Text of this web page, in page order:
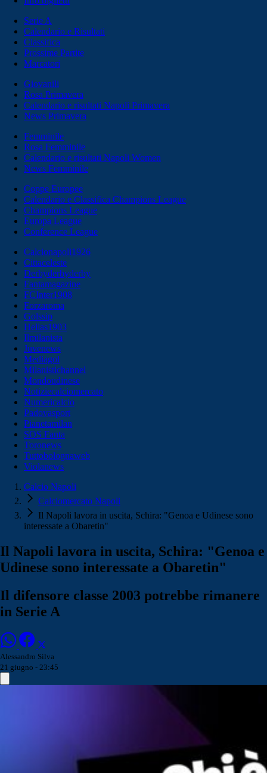
Serie A
Calendario e Risultati
Classifica
Prossime Partite
Marcatori
Giovanili
Rosa Primavera
Calendario e risultati Napoli Primavera
News Primavera
Femminile
Rosa Femminile
Calendario e risultati Napoli Women
News Femminile
Coppe Europee
Calendario e Classifica Champions League
Champions League
Europa League
Conference League
Calcionapoli1926
Cittaceleste
Derbyderbyderby
Fantamagazine
FCInter1908
Forzaroma
Golssip
Hellas1903
Ilmilanista
Juvenews
Mediagol
Milanistichannel
Mondoudinese
Notiziecalciomercato
Numericalcio
Padovasport
Pianetamilan
SOS Fanta
Toronews
Tuttobolognaweb
Violanews
Calcio Napoli
Calciomercato Napoli
Il Napoli lavora in uscita, Schira: "Genoa e Udinese sono
interessate a Obaretin"
Il Napoli lavora in uscita, Schira: "Genoa e
Udinese sono interessate a Obaretin"
Il difensore classe 2003 potrebbe rimanere
in Serie A
Alessandro Silva
21 giugno - 23:45